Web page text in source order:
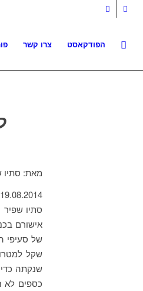
צרו קשר הפודקאסט
מאת: סתיו
19.08.2014 18:33
אישורם
שקל
כספים לא